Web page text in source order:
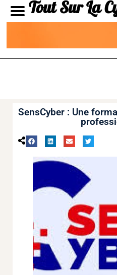
Tout Sur La
SensCyber : Une